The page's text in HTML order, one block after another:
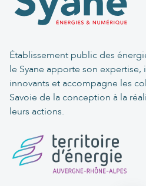
Établissement public des
le Syane apporte son
innovants et accompagne les
Savoie de la conception à la
leurs actions.